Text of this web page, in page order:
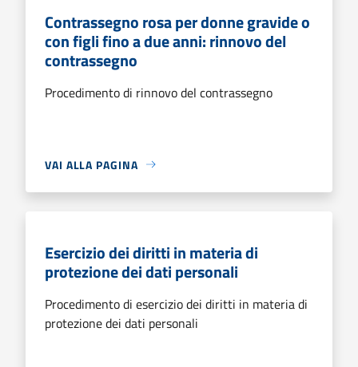
Contrassegno rosa per donne gravide o
con figli fino a due anni: rinnovo del
contrassegno
Procedimento di rinnovo del contrassegno
VAI ALLA PAGINA
Esercizio dei diritti in materia di
protezione dei dati personali
Procedimento di esercizio dei diritti in materia di
protezione dei dati personali